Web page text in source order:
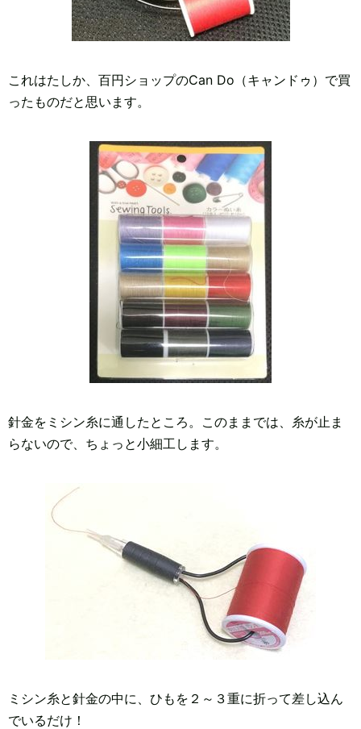
これはたしか、百円ショップのCan Do（キャンドゥ）で買
ったものだと思います。
針金をミシン糸に通したところ。このままでは、糸が止ま
らないので、ちょっと小細工します。
ミシン糸と針金の中に、ひもを２～３重に折って差し込ん
でいるだけ！